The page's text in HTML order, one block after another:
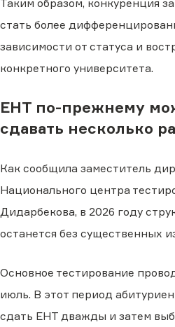
Таким образом, конкуренция
стать более
зависимости от статуса и
конкретного университета.
ЕНТ по-прежнему
сдавать несколько
Как сообщила заместитель
Национального центра
Дидарбекова, в 2026 году
останется без существенных
Основное тестирование
июль. В этот период
сдать ЕНТ дважды и затем